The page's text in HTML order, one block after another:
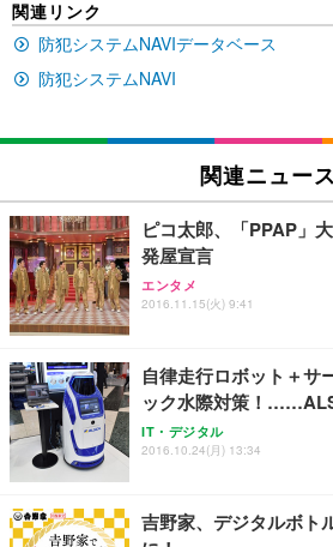
ュチェア 人間工学 疲れな
￥27,999
Sezlife オフィスチェア デ
能 人間工学 椅子 腰サポー
レスト 3Dヘッドレスト ハ
ョン PCチェア 通気性メ
務用 おしゃれ パソコンチ
Sezlife オフィスチェア デ
ワーク チェア 強化バック
能 人間工学 椅子 腰サポー
ョン PCチェア 通気性メッ
務用 おしゃれ パソコンチ
ANDWINT オフィスチェア
ッシュ 通気性 ランバーサ
ス圧無段階昇降 360度回転
イト
￥109,572
【純正品】27"ゲーミング
フック付き（CFI-ZDM1J）
￥49,979
【整備済み品】Dell
ー フルHD（1920×1080）
ort/VGA スピーカー内蔵
【MiniLED/24.5inch/
HOOTER Gaming Monitor
グモニター QD 24.5インチ
x2袋(84枚) ホワイト(吸収
￥3,234
ネオ・ルーライフ ネオ・
￥1,800
Smart Basic(スマートベ
限定】 Smart Basic アイリ
超厚型 お徳用 ワイド 100
アイリスオーヤマ ペットシ
ュラー 200枚入【
関連リンク
防犯システムNAVIデータベース
防犯システムNAVI
関連ニュース
ピコ太郎、「PPAP」
発屋宣言
エンタメ
2016.11.15(火) 9:41
自律走行ロボット＋サ
ック水際対策！
IT・デジタル
2016.10.24(月) 13:34
吉野家、デジタルボト